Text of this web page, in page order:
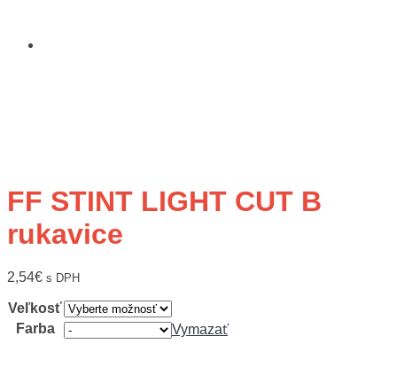
FF STINT LIGHT CUT B
rukavice
2,54€ s DPH
Veľkosť
Farba
Vymazať